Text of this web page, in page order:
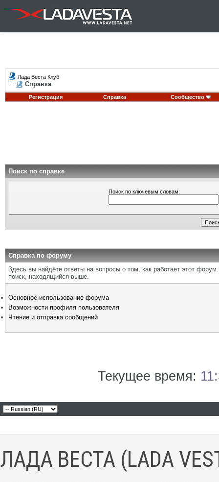
Лада Веста Клуб
Справка
Регистрация Справка Сообщество
Поиск по справке
Поиск по ключевым словам:
Справка по форуму
Здесь вы найдёте ответы на вопросы о том, как работает этот
поиск, находящийся выше.
Основное использование форума
Возможности профиля пользователя
Чтение и отправка сообщений
Текущее время:
ЛАДА ВЕСТА (LADA